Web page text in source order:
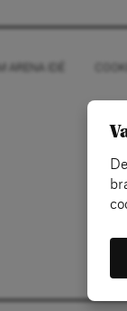
ARENA IDÉ